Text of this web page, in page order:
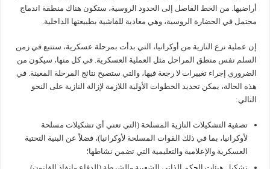
أراضيها. من الخط الفاصل إلى الحدود الروسية، ستكون هناك منطقة اندماج
محتمل في الحضارة الروسية، وهي معادية للفاشية بطبيعتها الداخلية.
إن عملية نزع النازية من أوكرانيا، التي بدأت بمرحلة عسكرية، ستتبع في زمن
السلم نفس منطق المراحل مثل العملية العسكرية. في كل منها، سيكون من
الضروري إجراء تغييرات لا رجعة فيها، والتي ستصبح نتائج المرحلة المعينة. في
هذه الحالة، يمكن تحديد الخطوات الأولية اللازمة لإزالة النازية على النحو
التالي:
تصفية التشكيلات النازية المسلحة (التي تعني أي تشكيلات مسلحة
لأوكرانيا، بما في ذلك القوات المسلحة لأوكرانيا)، فضلاً عن البنية التحتية
العسكرية والإعلامية والتعليمية التي تضمن نشاطها؛